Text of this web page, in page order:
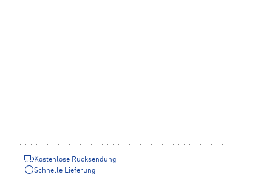
Kostenlose Rücksendung
Schnelle Lieferung